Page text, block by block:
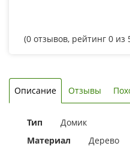
(0 отзывов, рейтинг 0 из
Описание Отзывы
Тип
Домик
Материал
Дерево